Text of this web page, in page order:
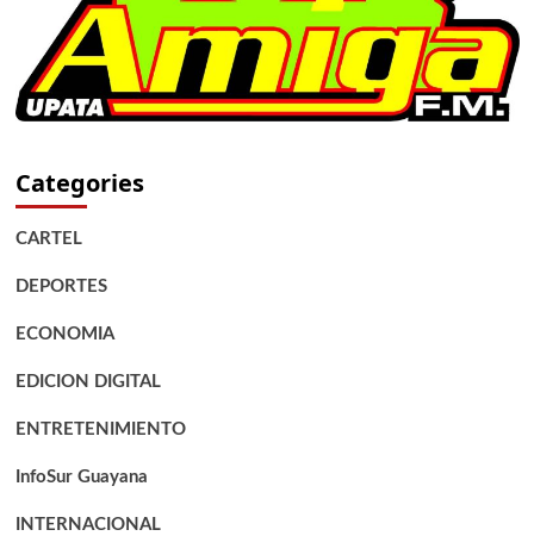
Categories
CARTEL
DEPORTES
ECONOMIA
EDICION DIGITAL
ENTRETENIMIENTO
InfoSur Guayana
INTERNACIONAL